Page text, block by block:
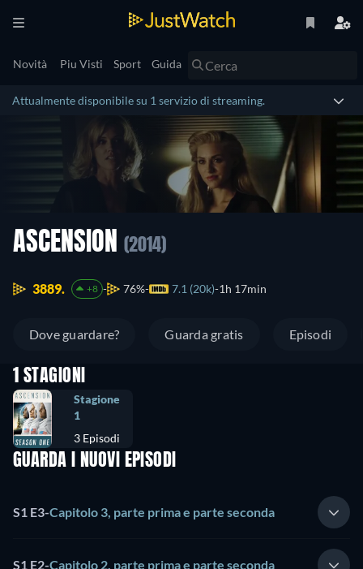
Novità Piu Visti Sport Guida
Attualmente disponibile su 1 servizio di streaming.
ASCENSION (2014)
3889. +8 76% 7.1 (20k) 1h 17min
Dove guardare? Guarda gratis Episodi
1 STAGIONI
Stagione
1
3 Episodi
GUARDA I NUOVI EPISODI
S1 E3-Capitolo 3, parte prima e parte seconda
S1 E2-Capitolo 2, parte prima e parte seconda